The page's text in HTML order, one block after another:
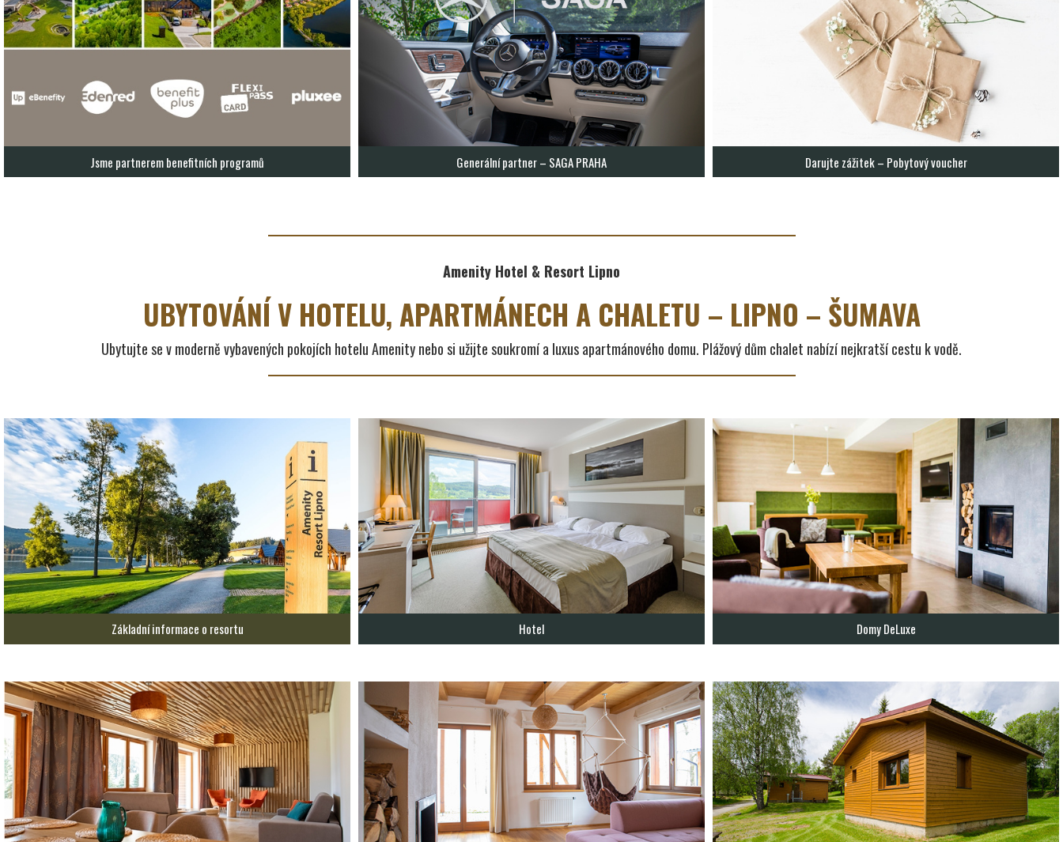
Jsme partnerem benefitních programů Generální partner – SAGA PRAHA Darujte zážitek – Pobytový voucher
Amenity Hotel & Resort Lipno
UBYTOVÁNÍ V HOTELU, APARTMÁNECH A CHALETU – LIPNO – ŠUMAVA
Ubytujte se v moderně vybavených pokojích hotelu Amenity nebo si užijte soukromí a luxus apartmánového domu. Plážový dům chalet nabízí nejkratší cestu k vodě.
Základní informace o resortu Hotel Domy DeLuxe